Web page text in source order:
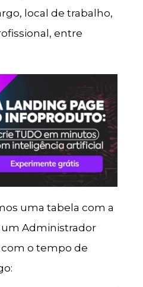
local de trabalho,
entre
uma tabela com a
um Administrador
o tempo de